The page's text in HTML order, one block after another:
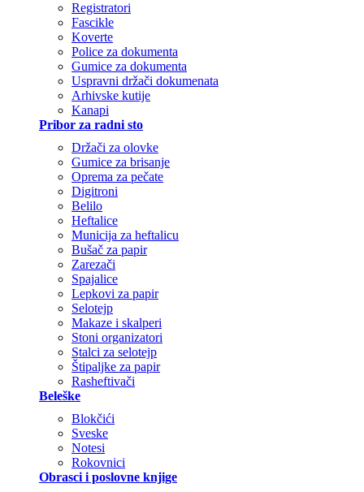
Registratori
Fascikle
Koverte
Police za dokumenta
Gumice za dokumenta
Uspravni držači dokumenata
Arhivske kutije
Kanapi
Pribor za radni sto
Držači za olovke
Gumice za brisanje
Oprema za pečate
Digitroni
Belilo
Heftalice
Municija za heftalicu
Bušač za papir
Zarezači
Spajalice
Lepkovi za papir
Selotejp
Makaze i skalperi
Stoni organizatori
Stalci za selotejp
Štipaljke za papir
Rasheftivači
Beleške
Blokčići
Sveske
Notesi
Rokovnici
Obrasci i poslovne knjige